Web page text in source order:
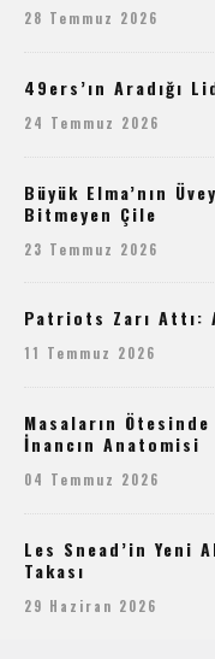
28 Temmuz 2026
49ers’ın Aradığı
24 Temmuz 2026
Büyük Elma’nın
Bitmeyen Çile
23 Temmuz 2026
Patriots Zarı Attı:
11 Temmuz 2026
Masaların
İnancın Anatomisi
04 Temmuz 2026
Les Snead’in Yeni
Takası
29 Haziran 2026